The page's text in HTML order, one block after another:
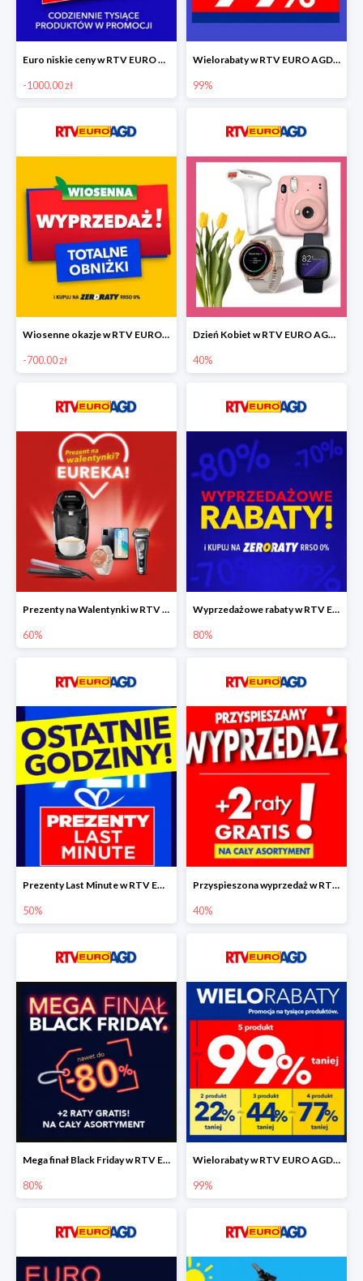
Euro niskie ceny w RTV EURO AGD do -1000 zł
-1000.00 zł
Wielorabaty w RTV EURO AGD - piąty produkt -99%
99%
Wiosenne okazje w RTV EURO AGD do -700 zł
-700.00 zł
Dzień Kobiet w RTV EURO AGD do -40%
40%
Prezenty na Walentynki w RTV EURO AGD do -60%
60%
Wyprzedażowe rabaty w RTV EURO AGD do -80%
80%
Prezenty Last Minute w RTV EURO AGD do -50%
50%
Przyspieszona wyprzedaż w RTV EURO AGD do -40% - gwarancja dostawy przed Świętami
40%
Mega finał Black Friday w RTV EEURO AGD do -80%
80%
Wielorabaty w RTV EURO AGD do -99%
99%